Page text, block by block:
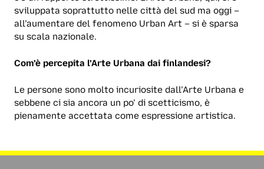
sviluppata soprattutto nelle città del sud ma oggi –
all’aumentare del fenomeno Urban Art – si è sparsa
su scala nazionale.
Com’è percepita l’Arte Urbana dai finlandesi?
Le persone sono molto incuriosite dall’Arte Urbana e
sebbene ci sia ancora un po’ di scetticismo, è
pienamente accettata come espressione artistica.